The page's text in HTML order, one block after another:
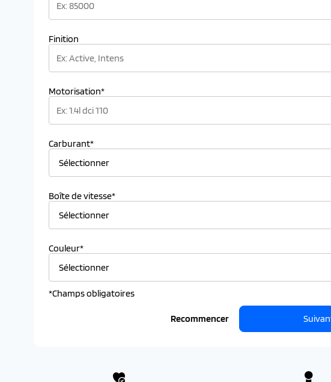
Finition
Motorisation*
Carburant*
Boîte de vitesse*
Couleur*
*Champs obligatoires
Recommencer